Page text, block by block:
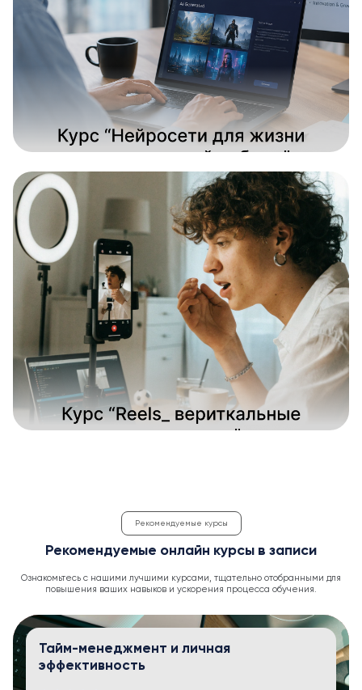
Рекомендуемые курсы
Рекомендуемые онлайн курсы в записи
Ознакомьтесь с нашими лучшими курсами, тщательно отобранными для
повышения ваших навыков и ускорения процесса обучения.
Тайм-менеджмент и личная
эффективность